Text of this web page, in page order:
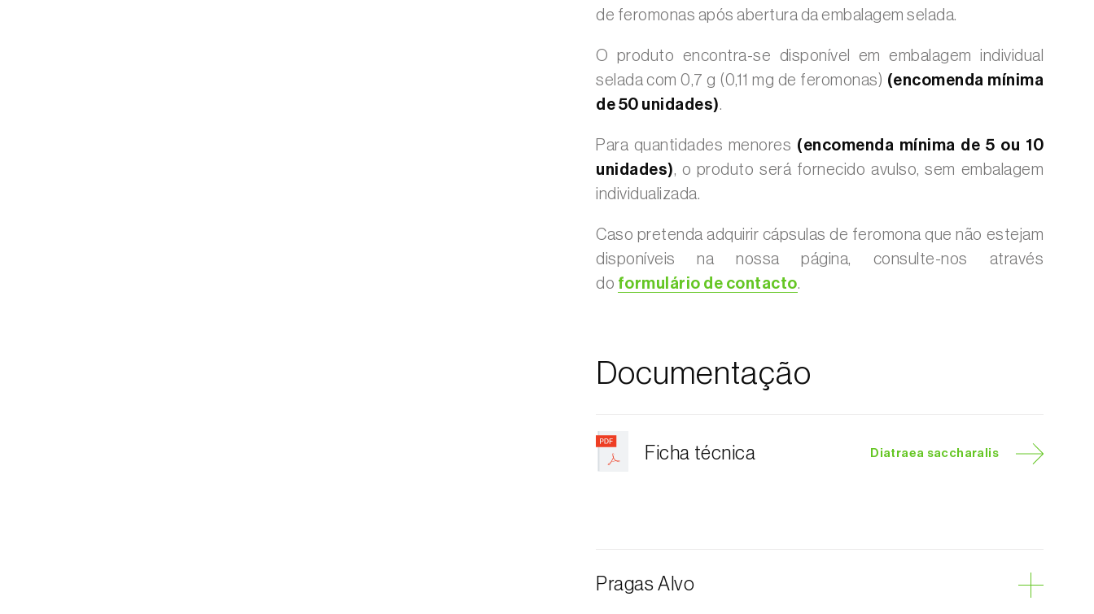
de feromonas após abertura da embalagem selada.
O produto encontra-se disponível em embalagem individual
selada com 0,7 g (0,11 mg de feromonas) (encomenda mínima
de 50 unidades).
Para quantidades menores (encomenda mínima de 5 ou 10
unidades), o produto será fornecido avulso, sem embalagem
individualizada.
Caso pretenda adquirir cápsulas de feromona que não estejam
disponíveis na nossa página, consulte-nos através
do formulário de contacto.
Documentação
Ficha técnica Diatraea saccharalis
Pragas Alvo